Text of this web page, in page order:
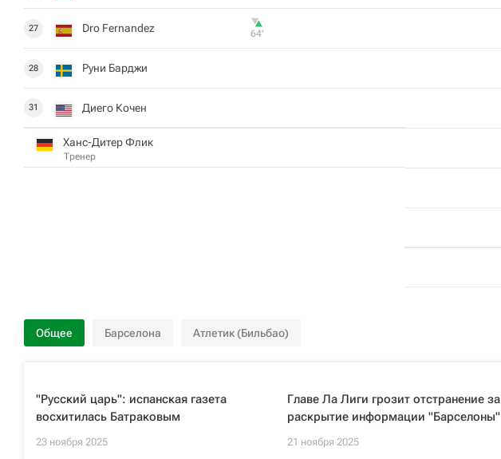
27 Dro Fernandez 64‎’‎
28 Руни Барджи
31 Диего Кочен
Ханс-Дитер Флик
Тренер
Общее Барселона Атлетик (Бильбао)
"Русский царь": испанская газета
восхитилась Батраковым
23 ноября 2025
Главе Ла Лиги грозит отстранение за
раскрытие информации "Барселоны"
21 ноября 2025